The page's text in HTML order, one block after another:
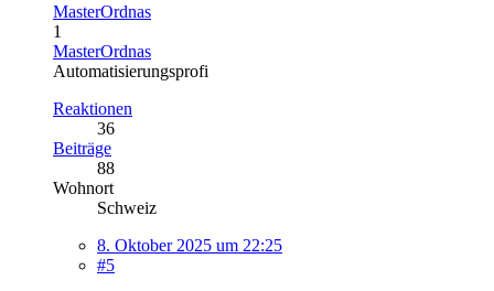
MasterOrdnas
1
MasterOrdnas
Automatisierungsprofi
Reaktionen
36
Beiträge
88
Wohnort
Schweiz
8. Oktober 2025 um 22:25
#5